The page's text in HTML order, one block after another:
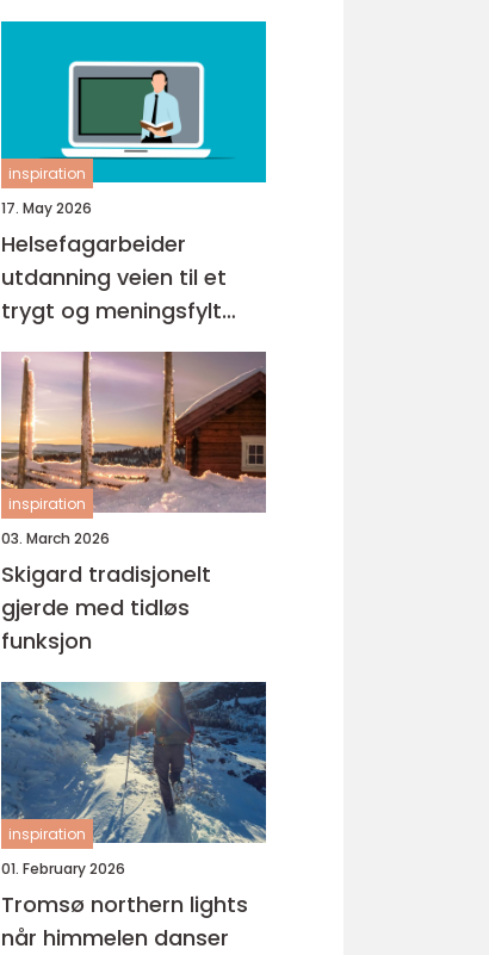
inspiration
17. May 2026
Helsefagarbeider
utdanning veien til et
trygt og meningsfylt
yrke
inspiration
03. March 2026
Skigard tradisjonelt
gjerde med tidløs
funksjon
inspiration
01. February 2026
Tromsø northern lights
når himmelen danser